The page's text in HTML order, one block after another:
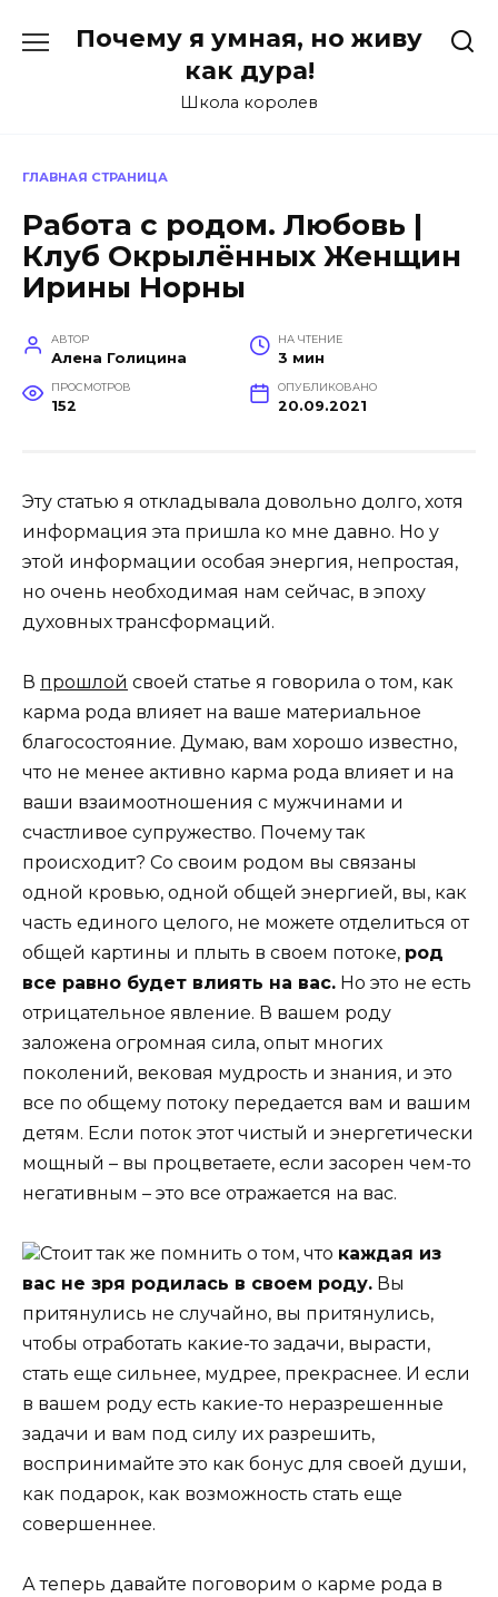
Почему я умная, но живу
как дура!
Школа королев
ГЛАВНАЯ СТРАНИЦА
Работа с родом. Любовь |
Клуб Окрылённых Женщин
Ирины Норны
АВТОР
Алена Голицина
НА ЧТЕНИЕ
3 мин
ПРОСМОТРОВ
152
ОПУБЛИКОВАНО
20.09.2021
Эту статью я откладывала довольно долго, хотя
информация эта пришла ко мне давно. Но у
этой информации особая энергия, непростая,
но очень необходимая нам сейчас, в эпоху
духовных трансформаций.
В прошлой своей статье я говорила о том, как
карма рода влияет на ваше материальное
благосостояние. Думаю, вам хорошо известно,
что не менее активно карма рода влияет и на
ваши взаимоотношения с мужчинами и
счастливое супружество. Почему так
происходит? Со своим родом вы связаны
одной кровью, одной общей энергией, вы, как
часть единого целого, не можете отделиться от
общей картины и плыть в своем потоке, род
все равно будет влиять на вас. Но это не есть
отрицательное явление. В вашем роду
заложена огромная сила, опыт многих
поколений, вековая мудрость и знания, и это
все по общему потоку передается вам и вашим
детям. Если поток этот чистый и энергетически
мощный – вы процветаете, если засорен чем-то
негативным – это все отражается на вас.
Стоит так же помнить о том, что каждая из
вас не зря родилась в своем роду. Вы
притянулись не случайно, вы притянулись,
чтобы отработать какие-то задачи, вырасти,
стать еще сильнее, мудрее, прекраснее. И если
в вашем роду есть какие-то неразрешенные
задачи и вам под силу их разрешить,
воспринимайте это как бонус для своей души,
как подарок, как возможность стать еще
совершеннее.
А теперь давайте поговорим о карме рода в